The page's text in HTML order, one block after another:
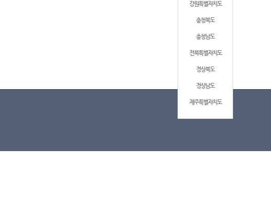
강원특별자치도
충청북도
충청남도
전북특별자치도
경상북도
경상남도
제주특별자치도